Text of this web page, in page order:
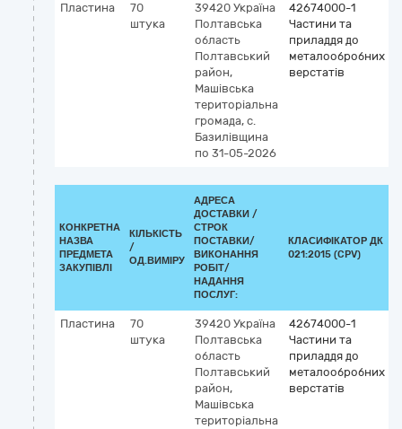
Пластина
70
штука
39420 Україна
Полтавська
область
Полтавський
район,
Машівська
територіальна
громада, с.
Базилівщина
по 31-05-2026
42674000-1
Частини та
приладдя до
металообробних
верстатів
КОНКРЕТНА
НАЗВА
ПРЕДМЕТА
ЗАКУПІВЛІ
КІЛЬКІСТЬ
/
ОД.ВИМІРУ
АДРЕСА
ДОСТАВКИ /
СТРОК
ПОСТАВКИ/
ВИКОНАННЯ
РОБІТ/
НАДАННЯ
ПОСЛУГ:
КЛАСИФІКАТОР ДК
021:2015 (CPV)
Пластина
70
штука
39420 Україна
Полтавська
область
Полтавський
район,
Машівська
територіальна
42674000-1
Частини та
приладдя до
металообробних
верстатів